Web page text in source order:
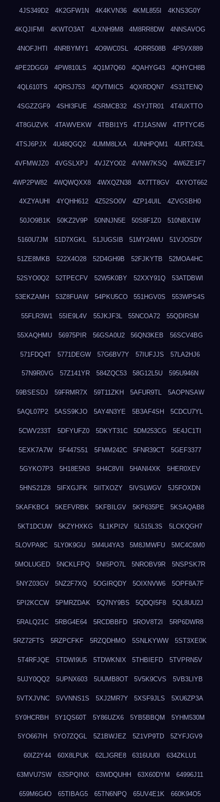
4JS349D2 4K2GFW1N 4K4KVN36 4KML855I 4KNS3G0Y
4KQJIFMI 4KWTO3AT 4LXNH9M8 4M8RR8DW 4NNSAVOG
4NOFJHTI 4NRBYMY1 4O9WC0SL 4ORR508B 4P5VX889
4PE2DGG9 4PW810LS 4Q1M7Q60 4QAHYG43 4QHYCH8B
4QL610TS 4QRSJ753 4QVTMIC5 4QXRDQN7 4S31TENQ
4SGZZGF9 4SHI3FUE 4SRMCB32 4SYJTR01 4T4UXTTO
4T8GUZVK 4TAWVEKW 4TBBI1Y5 4TJ1ASNW 4TPTYC45
4TSJ6PJX 4U48QGQ2 4UMM8LXA 4UNHPQM1 4URT243L
4VFMWJZ0 4VGSLXPJ 4VJZYO02 4VNW7KSQ 4W6ZE1F7
4WP2PW82 4WQWQXX8 4WXQZN38 4X7TT8GV 4XYOT662
4XZYAUHI 4YQHH612 4Z52SO0V 4ZP14UIL 4ZVGSBH0
50JO9B1K 50KZ2V9P 50NNJN5E 50S8F1Z0 510NBX1W
5160U7JM 51D7XGKL 51JUGSIB 51MY24WU 51VJOSDY
51ZE8MKB 522X4O28 52D4GH9B 52FJKYTB 52MOA4HC
52SYO0Q2 52TPECFV 52W5K0BY 52XXY91Q 53ATDBWI
53EKZAMH 53Z8FUAW 54PKU5CO 551HGV0S 553WPS4S
55FLR3W1 55IE9L4V 55JKJF3L 55NCOA72 55QDIRSM
55XAQHMU 56975PIR 56GSA0U2 56QN3KEB 56SCV4BG
571FDQ4T 5771DEGW 57G6BV7Y 57IUFJJS 57LA2HJ6
57N9R0VG 57Z141YR 584ZQC53 58G12L5U 595U946N
59BSESDJ 59FRMR7X 59T11ZKH 5AFUR9TL 5AOPNSAW
5AQL07P2 5ASS9KJO 5AY4N3YE 5B3AF4SH 5CDCU7YL
5CWV233T 5DFYUFZ0 5DKYT31C 5DM253CG 5E4JC1TI
5EXK7A7W 5F447S51 5FMM242C 5FNR39CT 5GEF3377
5GYKO7P3 5H18E5N3 5H4C8VII 5HANI4XK 5HER0XEV
5HNS21Z8 5IFXGJFK 5IITXOZY 5IVSLWGV 5J5FOXDN
5KAFKBC4 5KEFVRBK 5KFBILGV 5KP635PE 5KSAQAB8
5KT1DCUW 5KZYHXKG 5L1KPI2V 5L515L3S 5LCKQGH7
5LOVPA8C 5LY0K9GU 5M4U4YA3 5M8JMWFU 5MC4C6M0
5MOLUGED 5NCKLFPQ 5NI5PO7L 5NROBV9R 5NSPSK7R
5NYZ03GV 5NZ2F7XQ 5OGIRQDY 5OIXNVW6 5OPF8A7F
5PI2KCCW 5PMRZDAK 5Q7NY9BS 5QDQI5F8 5QL8UU2J
5RALQ21C 5RBG4E64 5RCDBBFD 5ROV8T2I 5RP6DWR8
5RZ72FTS 5RZPCFKF 5RZQDHMO 5SNLKYWW 5ST3XE0K
5T4RFJQE 5TDWI9U5 5TDWKNIX 5THBIEFD 5TVPRN5V
5UJY0QQ2 5UPNX603 5UUMB8OT 5V5K9CVS 5VB3LIYB
5VTXJVNC 5VVNNS1S 5XJ2MR7Y 5XSF9JLS 5XU6ZP3A
5Y0HCRBH 5Y1QS60T 5Y86UZX6 5YB5BBQM 5YHM530M
5YO667IH 5YO7ZQGL 5Z1BWJEZ 5Z1VP9TD 5ZYFJGV9
60IZ2Y44 60X8LPUK 62LJGRE8 6316UU0I 634ZKLU1
63MVU7SW 63SPQINX 63WDQUHH 63X60DYM 64996J11
659M6G4O 65TIBAG5 65TN6NPQ 65UV4E1K 660K94O5